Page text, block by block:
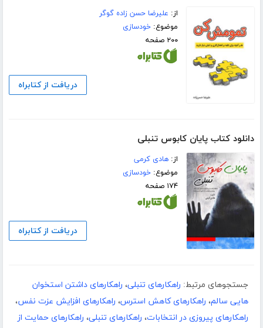
از: علیرضا حسن زاده گوگر
موضوع:خودسازی
۲۰۰ صفحه
دریافت از کتابراه
دانلود کتاب پایان کابوس تنبلی
از:هادی کرمی
موضوع:خودسازی
۱۷۴ صفحه
دریافت از کتابراه
جستجوهای مرتبط: راهکارهای تنبلی، راهکارهای داشتن استخوان
هایی سالم، راهکارهای کاهش استرس، راهکارهای افزایش عزت نفس،
راهکارهای پیروزی در انتخابات، راهکارهای تنبلی، راهکارهای حمایت از